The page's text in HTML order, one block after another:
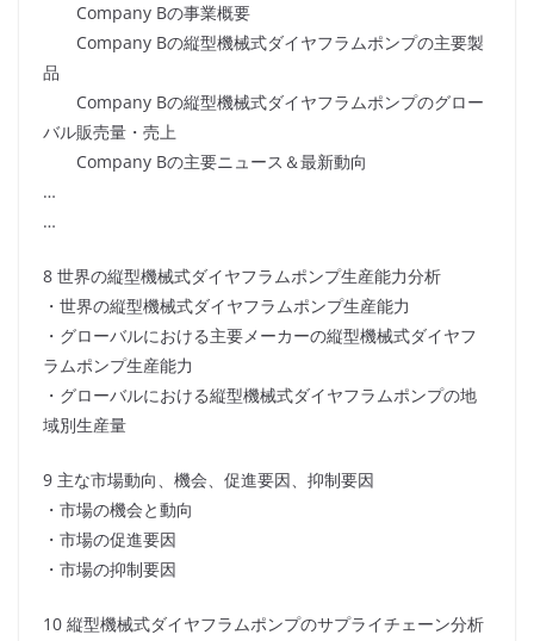
Company Bの事業概要
Company Bの縦型機械式ダイヤフラムポンプの主要製
品
Company Bの縦型機械式ダイヤフラムポンプのグロー
バル販売量・売上
Company Bの主要ニュース＆最新動向
…
…
8 世界の縦型機械式ダイヤフラムポンプ生産能力分析
・世界の縦型機械式ダイヤフラムポンプ生産能力
・グローバルにおける主要メーカーの縦型機械式ダイヤフ
ラムポンプ生産能力
・グローバルにおける縦型機械式ダイヤフラムポンプの地
域別生産量
9 主な市場動向、機会、促進要因、抑制要因
・市場の機会と動向
・市場の促進要因
・市場の抑制要因
10 縦型機械式ダイヤフラムポンプのサプライチェーン分析